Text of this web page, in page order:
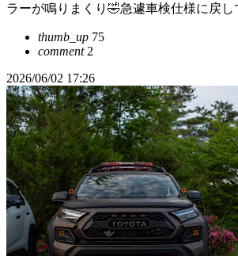
ラーが鳴りまくり🤣急遽車検仕様に戻し
thumb_up 75
comment2
2026/06/02 17:26